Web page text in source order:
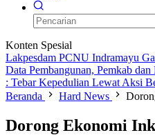
Konten Spesial
Lakpesdam PCNU Indramayu
Data Pembangunan, Pemkab
: Tebar Kepedulian Lewat Aksi
Beranda
Hard News
Dorong Ekonomi